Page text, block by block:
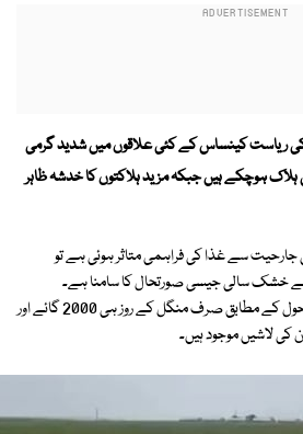
ریاست کینساس کے کئی علاقوں میں شدید گرمی
ہوچکے ہیں جبکہ مزید ہلاکتوں کا خدشہ ظاہر
سے غذا کی فراہمی متاثر ہوئی ہے تو
خشک سالی جیسی صورتحال کا سامنا ہے۔
کینساس کے شعبہ صحت اور ماحول کے مطابق صرف منگل کے روز ہی 2000 گائے اور
کی لاشیں موجود ہیں۔